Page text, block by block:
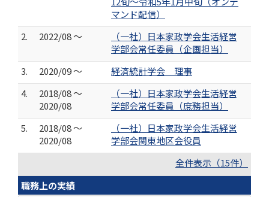
マンド配信）
2.
2022/08 ～
（一社）日本家政学会生活経営
学部会常任委員（企画担当）
3.
2020/09 ～
経済統計学会 理事
4.
2018/08 ～
2020/08
（一社）日本家政学会生活経営
学部会常任委員（庶務担当）
5.
2018/08 ～
2020/08
（一社）日本家政学会生活経営
学部会関東地区会役員
全件表示（15件）
職務上の実績